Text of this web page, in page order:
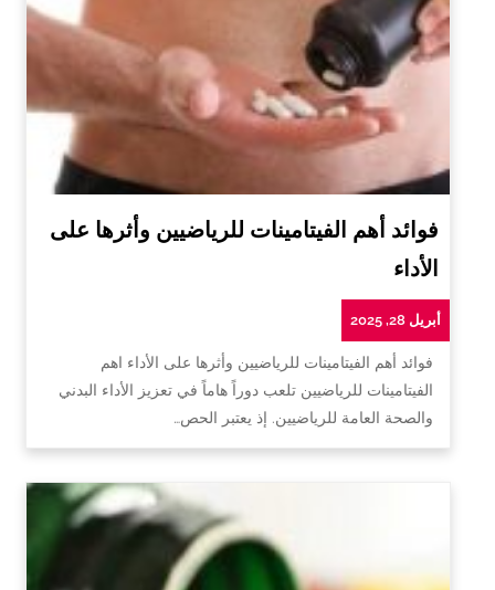
فوائد أهم الفيتامينات للرياضيين وأثرها على
الأداء
أبريل 28, 2025
فوائد أهم الفيتامينات للرياضيين وأثرها على الأداء اهم
الفيتامينات للرياضيين تلعب دوراً هاماً في تعزيز الأداء البدني
والصحة العامة للرياضيين. إذ يعتبر الحص…